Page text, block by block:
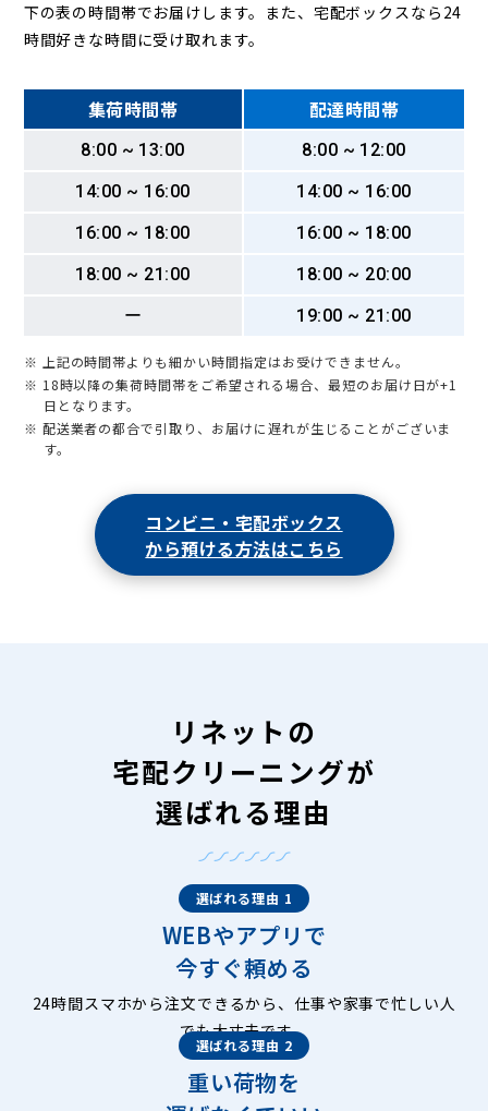
下の表の時間帯でお届けします。また、宅配ボックスなら24
時間好きな時間に受け取れます。
集荷時間帯 配達時間帯
8:00 ~ 13:00
8:00 ~ 12:00
14:00 ~ 16:00
14:00 ~ 16:00
16:00 ~ 18:00
16:00 ~ 18:00
18:00 ~ 21:00
18:00 ~ 20:00
ー
19:00 ~ 21:00
※ 上記の時間帯よりも細かい時間指定はお受けできません。
※ 18時以降の集荷時間帯をご希望される場合、最短のお届け日が+1
日となります。
※ 配送業者の都合で引取り、お届けに遅れが生じることがございま
す。
コンビニ・宅配ボックス
から預ける方法はこちら
リネットの
宅配クリーニングが
選ばれる理由
選ばれる理由 1
WEBやアプリで
今すぐ頼める
24時間スマホから注文できるから、仕事や家事で忙しい人
でも大丈夫です。
選ばれる理由 2
重い荷物を